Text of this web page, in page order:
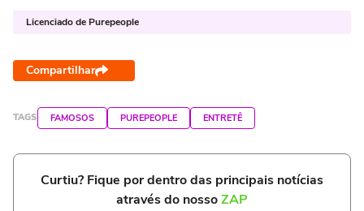
Licenciado de Purepeople
Compartilhar
TAGS FAMOSOS PUREPEOPLE ENTRETÊ
Curtiu? Fique por dentro das principais notícias
através do nossoZAP